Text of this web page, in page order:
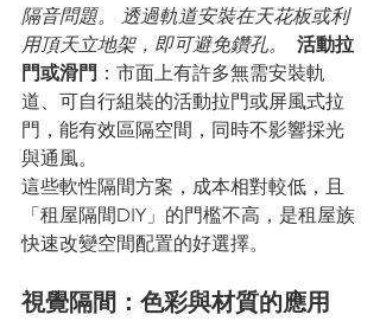
隔音問題。 透過軌道安裝在天花板或利
用頂天立地架，即可避免鑽孔。
活動拉
門或滑門 ：市面上有許多無需安裝軌
道、可自行組裝的活動拉門或屏風式拉
門，能有效區隔空間，同時不影響採光
與通風。
這些軟性隔間方案，成本相對較低，且
「租屋隔間DIY」的門檻不高，是租屋族
快速改變空間配置的好選擇。
視覺隔間：色彩與材質的應用